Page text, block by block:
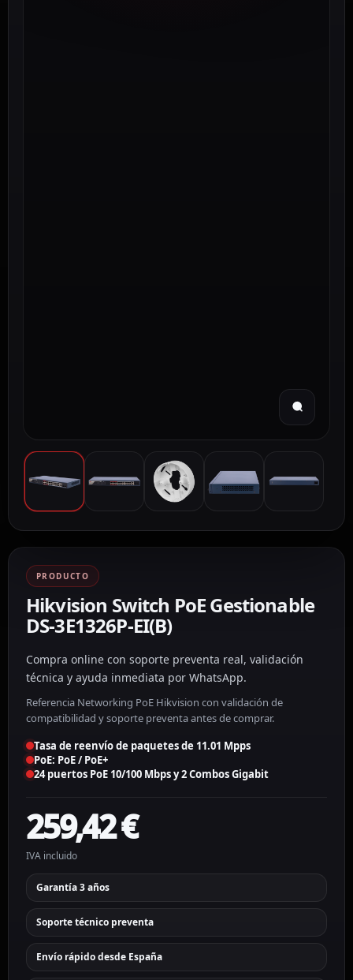
PRODUCTO
Hikvision Switch PoE Gestionable
DS-3E1326P-EI(B)
Compra online con soporte preventa real, validación
técnica y ayuda inmediata por WhatsApp.
Referencia Networking PoE Hikvision con validación de
compatibilidad y soporte preventa antes de comprar.
Tasa de reenvío de paquetes de 11.01 Mpps
PoE: PoE / PoE+
24 puertos PoE 10/100 Mbps y 2 Combos Gigabit
259,42€
IVA incluido
Garantía 3 años
Soporte técnico preventa
Envío rápido desde España